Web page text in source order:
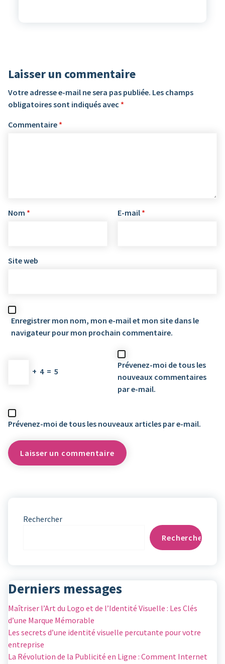
Laisser un commentaire
Votre adresse e-mail ne sera pas publiée. Les champs
obligatoires sont indiqués avec *
Commentaire *
Nom * E-mail *
Site web
Enregistrer mon nom, mon e-mail et mon site dans le
navigateur pour mon prochain commentaire.
+ 4 = 5
Prévenez-moi de tous les
nouveaux commentaires
par e-mail.
Prévenez-moi de tous les nouveaux articles par e-mail.
Rechercher
Rechercher
Derniers messages
Maîtriser l’Art du Logo et de l’Identité Visuelle : Les Clés
d’une Marque Mémorable
Les secrets d’une identité visuelle percutante pour votre
entreprise
La Révolution de la Publicité en Ligne : Comment Internet